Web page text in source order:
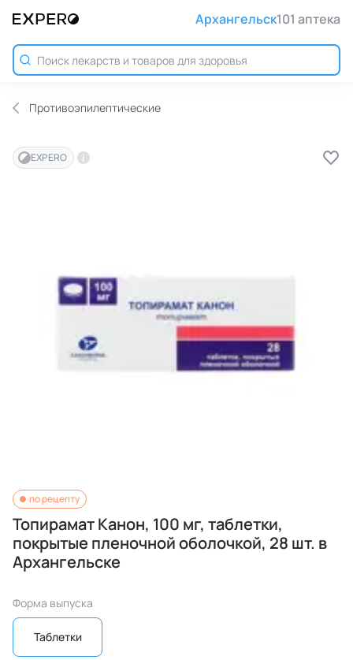
Архангельск101 аптека
Противоэпилептические
EXPERO
по рецепту
Топирамат Канон, 100 мг, таблетки,
покрытые пленочной оболочкой, 28 шт. в
Архангельске
Форма выпуска
Таблетки